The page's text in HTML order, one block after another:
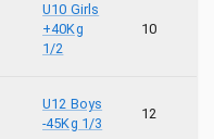
U10 Girls
+40Kg
1/2
10
U12 Boys
-45Kg 1/3
12